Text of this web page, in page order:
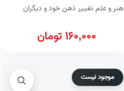
هنر و علم تغییر ذهن خود و دیگران
160,000تومان
موجود نیست